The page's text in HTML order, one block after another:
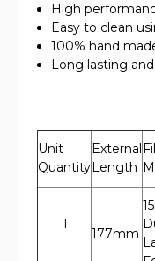
High
Easy to clean
100% hand
Long lasting
Unit
Quantity
External
Length
1
177mm